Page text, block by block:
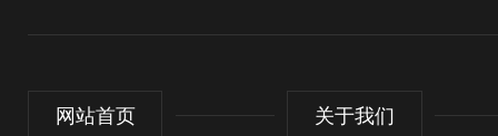
网站首页 关于我们